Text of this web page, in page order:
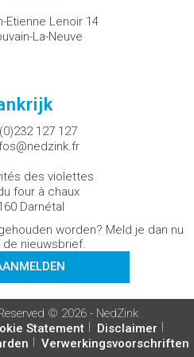
Etienne Lenoir 14
La-Neuve
127 127
des violettes
four à chaux
Darnétal
worden? Meld je dan nu
de nieuwsbrief.
© 2026 - NedZink
Statement
Disclaimer
Verwerkingsvoorschriften